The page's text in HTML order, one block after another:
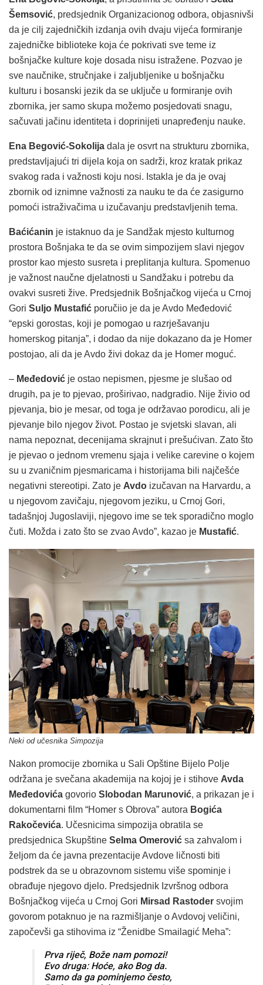
Šemsović, predsjednik Organizacionog odbora, objasnivši
da je cilj zajedničkih izdanja ovih dvaju vijeća formiranje
zajedničke biblioteke koja će pokrivati sve teme iz
bošnjačke kulture koje dosada nisu istražene. Pozvao je
sve naučnike, stručnjake i zaljubljenike u bošnjačku
kulturu i bosanski jezik da se uključe u formiranje ovih
zbornika, jer samo skupa možemo posjedovati snagu,
sačuvati jačinu identiteta i doprinijeti unapređenju nauke.
Ena Begović-Sokolija dala je osvrt na strukturu zbornika,
predstavljajući tri dijela koja on sadrži, kroz kratak prikaz
svakog rada i važnosti koju nosi. Istakla je da je ovaj
zbornik od iznimne važnosti za nauku te da će zasigurno
pomoći istraživačima u izučavanju predstavljenih tema.
Baćićanin je istaknuo da je Sandžak mjesto kulturnog
prostora Bošnjaka te da se ovim simpozijem slavi njegov
prostor kao mjesto susreta i preplitanja kultura. Spomenuo
je važnost naučne djelatnosti u Sandžaku i potrebu da
ovakvi susreti žive. Predsjednik Bošnjačkog vijeća u Crnoj
Gori Suljo Mustafić poručiio je da je Avdo Međedović
“epski gorostas, koji je pomogao u razrješavanju
homerskog pitanja”, i dodao da nije dokazano da je Homer
postojao, ali da je Avdo živi dokaz da je Homer moguć.
– Međedović je ostao nepismen, pjesme je slušao od
drugih, pa je to pjevao, proširivao, nadgradio. Nije živio od
pjevanja, bio je mesar, od toga je održavao porodicu, ali je
pjevanje bilo njegov život. Postao je svjetski slavan, ali
nama nepoznat, decenijama skrajnut i prešućivan. Zato što
je pjevao o jednom vremenu sjaja i velike carevine o kojem
su u zvaničnim pjesmaricama i historijama bili najčešće
negativni stereotipi. Zato je Avdo izučavan na Harvardu, a
u njegovom zavičaju, njegovom jeziku, u Crnoj Gori,
tadašnjoj Jugoslaviji, njegovo ime se tek sporadično moglo
čuti. Možda i zato što se zvao Avdo”, kazao je Mustafić.
Neki od učesnika Simpozija
Nakon promocije zbornika u Sali Opštine Bijelo Polje
održana je svečana akademija na kojoj je i stihove Avda
Međedovića govorio Slobodan Marunović, a prikazan je i
dokumentarni film “Homer s Obrova” autora Bogića
Rakočevića. Učesnicima simpozija obratila se
predsjednica Skupštine Selma Omerović sa zahvalom i
željom da će javna prezentacije Avdove ličnosti biti
podstrek da se u obrazovnom sistemu više spominje i
obrađuje njegovo djelo. Predsjednik Izvršnog odbora
Bošnjačkog vijeća u Crnoj Gori Mirsad Rastoder svojim
govorom potaknuo je na razmišljanje o Avdovoj veličini,
započevši ga stihovima iz “Ženidbe Smailagić Meha”:
Prva riječ, Bože nam pomozi!
Evo druga: Hoće, ako Bog da.
Samo da ga pominjemo često,